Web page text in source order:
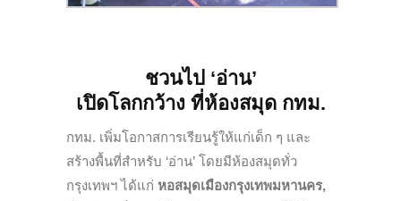
ชวนไป ‘อ่าน’
เปิดโลกกว้าง ที่ห้องสมุด กทม.
กทม. เพิ่มโอกาสการเรียนรู้ให้แก่เด็ก ๆ และ
สร้างพื้นที่สำหรับ ‘อ่าน’ โดยมีห้องสมุดทั่ว
กรุงเทพฯ ได้แก่ หอสมุดเมืองกรุงเทพมหานคร,